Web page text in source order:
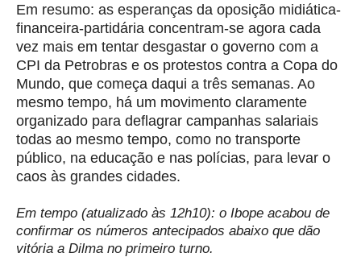
Em resumo: as esperanças da oposição midiática-
financeira-partidária concentram-se agora cada
vez mais em tentar desgastar o governo com a
CPI da Petrobras e os protestos contra a Copa do
Mundo, que começa daqui a três semanas. Ao
mesmo tempo, há um movimento claramente
organizado para deflagrar campanhas salariais
todas ao mesmo tempo, como no transporte
público, na educação e nas polícias, para levar o
caos às grandes cidades.
Em tempo (atualizado às 12h10): o Ibope acabou de
confirmar os números antecipados abaixo que dão
vitória a Dilma no primeiro turno.